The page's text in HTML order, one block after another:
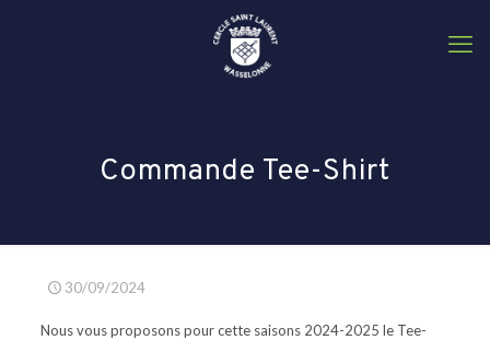
Commande Tee-Shirt
30/09/2024
Nous vous proposons pour cette saisons 2024-2025 le Tee-